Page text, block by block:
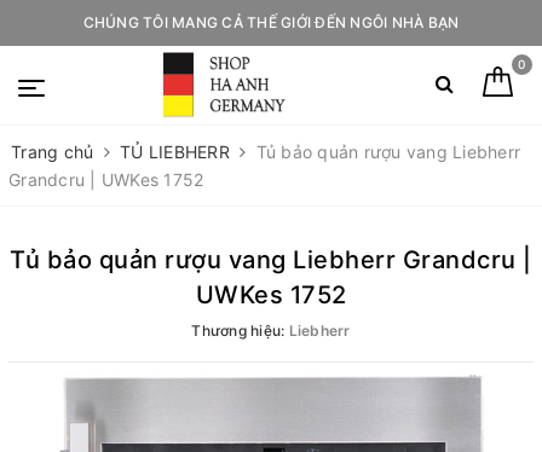
CHÚNG TÔI MANG CẢ THẾ GIỚI ĐẾN NGÔI NHÀ BẠN
0
Trang chủ TỦ LIEBHERR
Tủ bảo quản rượu vang Liebherr
Grandcru | UWKes 1752
Tủ bảo quản rượu vang Liebherr Grandcru |
UWKes 1752
Thương hiệu: Liebherr